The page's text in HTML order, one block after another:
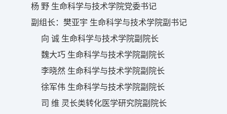
杨 野 生命科学与技术学院党委书记
副组长：樊亚宇 生命科学与技术学院副书记
向 诚 生命科学与技术学院副院长
魏大巧 生命科学与技术学院副院长
李晓然 生命科学与技术学院副院长
徐军伟 生命科学与技术学院副院长
司 维 灵长类转化医学研究院副院长